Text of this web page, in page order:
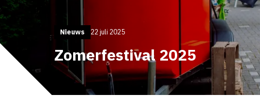
Nieuws 22 juli 2025
Zomerfestival 2025